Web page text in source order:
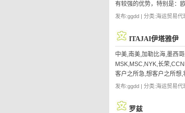
有较强的优势，特别是：
发布:ggdd | 分类:海运贸易
ITAJAI伊塔雅伊
中美,南美,加勒比海,墨西
MSK,MSC,NYK,长荣
客户之所急,想客户之所想
发布:ggdd | 分类:海运贸易
罗兹